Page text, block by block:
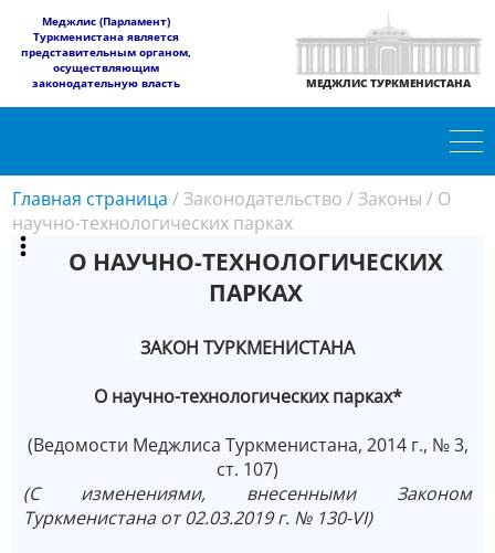
​Меджлис (Парламент)
Туркменистана является
представительным органом,
осуществляющим
законодательную власть
МЕДЖЛИС ТУРКМЕНИСТАНА
Главная страница / Законодательство / Законы / О
научно-технологических парках
О НАУЧНО-ТЕХНОЛОГИЧЕСКИХ
ПАРКАХ
ЗАКОН ТУРКМЕНИСТАНА
О научно-технологических парках*
(Ведомости Меджлиса Туркменистана, 2014 г., № 3,
ст. 107)
(С изменениями, внесенными Законом
Туркменистана от 02.03.2019 г. № 130-VI)